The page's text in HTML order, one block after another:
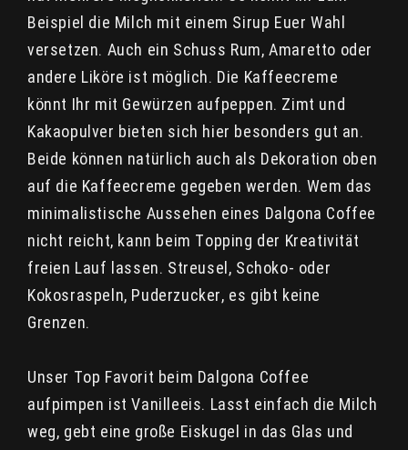
Beispiel die Milch mit einem Sirup Euer Wahl
versetzen. Auch ein Schuss Rum, Amaretto oder
andere Liköre ist möglich. Die Kaffeecreme
könnt Ihr mit Gewürzen aufpeppen. Zimt und
Kakaopulver bieten sich hier besonders gut an.
Beide können natürlich auch als Dekoration oben
auf die Kaffeecreme gegeben werden. Wem das
minimalistische Aussehen eines Dalgona Coffee
nicht reicht, kann beim Topping der Kreativität
freien Lauf lassen. Streusel, Schoko- oder
Kokosraspeln, Puderzucker, es gibt keine
Grenzen.
Unser Top Favorit beim Dalgona Coffee
aufpimpen ist Vanilleeis. Lasst einfach die Milch
weg, gebt eine große Eiskugel in das Glas und